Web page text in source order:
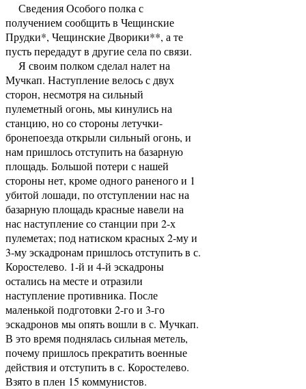
Сведения Особого полка с
получением сообщить в Чещинские
Прудки*, Чещинские Дворики**, а те
пусть передадут в другие села по связи.
Я своим полком сделал налет на
Мучкап. Наступление велось с двух
сторон, несмотря на сильный
пулеметный огонь, мы кинулись на
станцию, но со стороны летучки-
бронепоезда открыли сильный огонь, и
нам пришлось отступить на базарную
площадь. Большой потери с нашей
стороны нет, кроме одного раненого и 1
убитой лошади, по отступлении нас на
базарную площадь красные навели на
нас наступление со станции при 2-х
пулеметах; под натиском красных 2-му и
3-му эскадронам пришлось отступить в с.
Коростелево. 1-й и 4-й эскадроны
остались на месте и отразили
наступление противника. После
маленькой подготовки 2-го и 3-го
эскадронов мы опять вошли в с. Мучкап.
В это время поднялась сильная метель,
почему пришлось прекратить военные
действия и отступить в с. Коростелево.
Взято в плен 15 коммунистов.